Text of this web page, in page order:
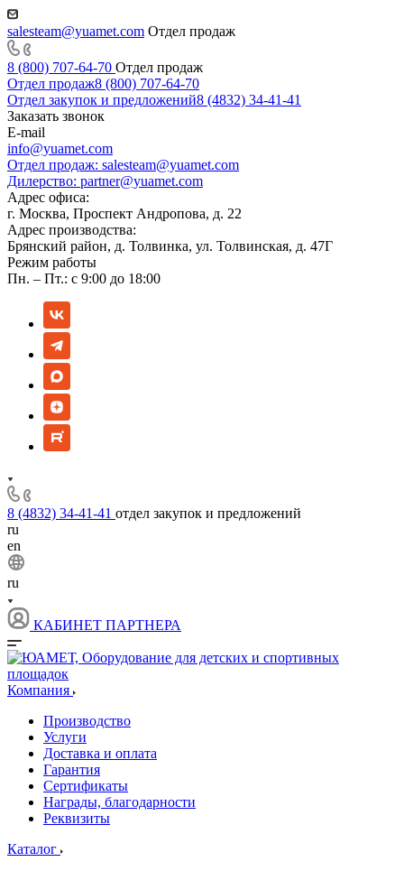
salesteam@yuamet.com Отдел продаж
8 (800) 707-64-70 Отдел продаж
Отдел продаж8 (800) 707-64-70
Отдел закупок и предложений8 (4832) 34-41-41
Заказать звонок
E-mail
info@yuamet.com
Отдел продаж: salesteam@yuamet.com
Дилерство: partner@yuamet.com
Адрес офиса:
г. Москва, Проспект Андропова, д. 22
Адрес производства:
Брянский район, д. Толвинка, ул. Толвинская, д. 47Г
Режим работы
Пн. – Пт.: с 9:00 до 18:00
8 (4832) 34-41-41 отдел закупок и предложений
ru
en
ru
КАБИНЕТ ПАРТНЕРА
Компания
Производство
Услуги
Доставка и оплата
Гарантия
Сертификаты
Награды, благодарности
Реквизиты
Каталог